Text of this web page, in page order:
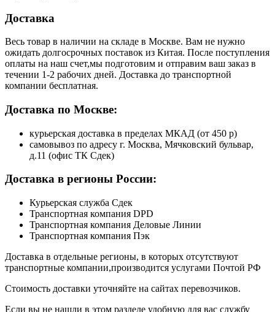
Доставка
Весь товар в наличии на складе в Москве. Вам не нужно
ожидать долгосрочных поставок из Китая. После поступления
оплаты на наш счет,мы подготовим и отправим ваш заказ в
течении 1-2 рабочих дней. Доставка до транспортной
компании бесплатная.
Доставка по Москве:
курьерская доставка в пределах МКАД (от 450 р)
самовывоз по адресу г. Москва, Мячковский бульвар,
д.11 (офис ТК Сдек)
Доставка в регионы России:
Курьерская служба Сдек
Транспортная компания DPD
Транспортная компания Деловые Линии
Транспортная компания Пэк
Доставка в отдельные регионы, в которых отсутствуют
транспортные компании,производится услугами Почтой РФ
Стоимость доставки уточняйте на сайтах перевозчиков.
Если вы не нашли в этом разделе удобную для вас службу